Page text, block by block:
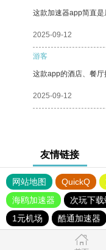
这款加速器app简直是
2025-09-12
游客
这款app的酒店、餐厅
2025-09-12
友情链接
网站地图 QuickQ
海鸥加速器
次玩下载
1元机场
酷通加速器